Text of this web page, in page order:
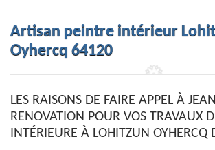
Artisan peintre intérieur
Oyhercq 64120
LES RAISONS DE FAIRE APPEL À
RENOVATION POUR VOS TRAVAUX
INTÉRIEURE À LOHITZUN OYHERCQ